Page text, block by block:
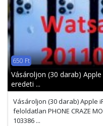
650 Ft
Vásároljon (30 darab)
eredeti ...
Vásároljon (30 darab) Apple
feloldatlan PHONE CRAZE
103386 ...